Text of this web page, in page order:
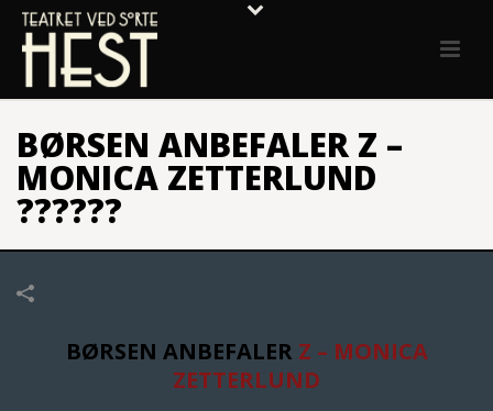
BØRSEN ANBEFALER Z –
MONICA ZETTERLUND
??????
BØRSEN ANBEFALER Z – MONICA
ZETTERLUND